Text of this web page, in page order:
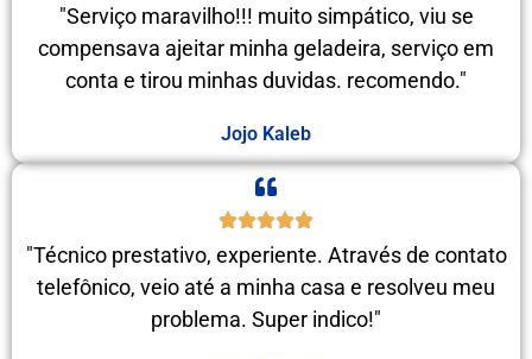
"Serviço maravilho!!! muito simpático, viu se
compensava ajeitar minha geladeira, serviço em
conta e tirou minhas duvidas. recomendo."
Jojo Kaleb
"Técnico prestativo, experiente. Através de contato
telefônico, veio até a minha casa e resolveu meu
problema. Super indico!"